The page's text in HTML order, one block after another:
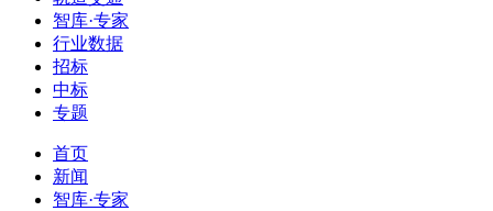
智库·专家
行业数据
招标
中标
专题
首页
新闻
智库·专家